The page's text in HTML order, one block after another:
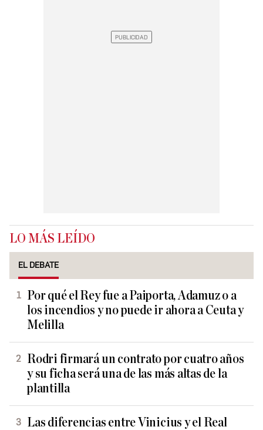
LO MÁS LEÍDO
EL DEBATE
Por qué el Rey fue a Paiporta, Adamuz o a
los incendios y no puede ir ahora a Ceuta y
Melilla
Rodri firmará un contrato por cuatro años
y su ficha será una de las más altas de la
plantilla
Las diferencias entre Vinicius y el Real